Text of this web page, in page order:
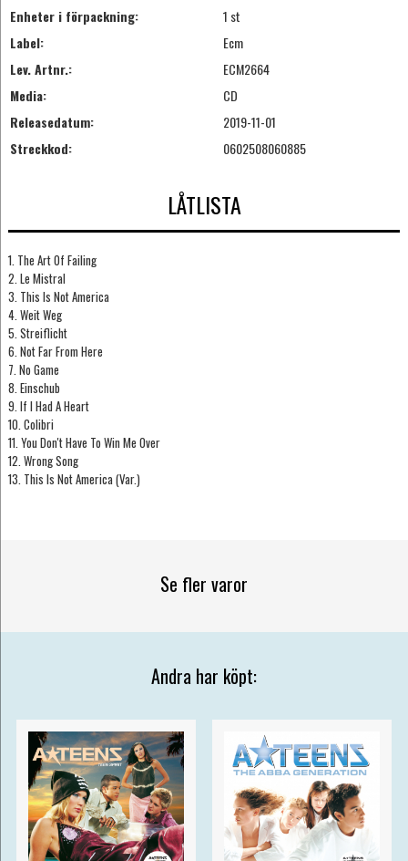
Enheter i förpackning:
1 st
Label:
Ecm
Lev. Artnr.:
ECM2664
Media:
CD
Releasedatum:
2019-11-01
Streckkod:
0602508060885
LÅTLISTA
1. The Art Of Failing
2. Le Mistral
3. This Is Not America
4. Weit Weg
5. Streiflicht
6. Not Far From Here
7. No Game
8. Einschub
9. If I Had A Heart
10. Colibri
11. You Don't Have To Win Me Over
12. Wrong Song
13. This Is Not America (Var.)
Se fler varor
Andra har köpt: